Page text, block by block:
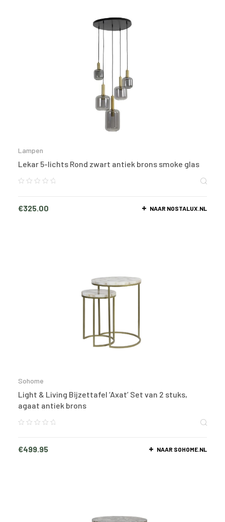
Lampen
Lekar 5-lichts Rond zwart antiek brons smoke glas
€325.00 NAAR NOSTALUX.NL
Sohome
Light & Living Bijzettafel ‘Axat’ Set van 2 stuks,
agaat antiek brons
€499.95 NAAR SOHOME.NL